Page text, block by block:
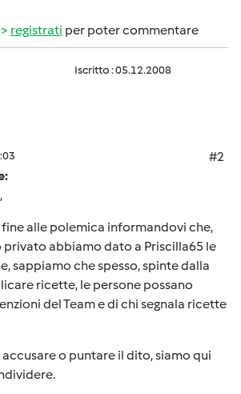
registrati per poter commentare
Iscritto : 05.12.2008
#2
alle polemica informandovi che,
privato abbiamo dato a Priscilla65 le
sappiamo che spesso, spinte dalla
ricette, le persone possano
del Team e di chi segnala ricette
o puntare il dito, siamo qui